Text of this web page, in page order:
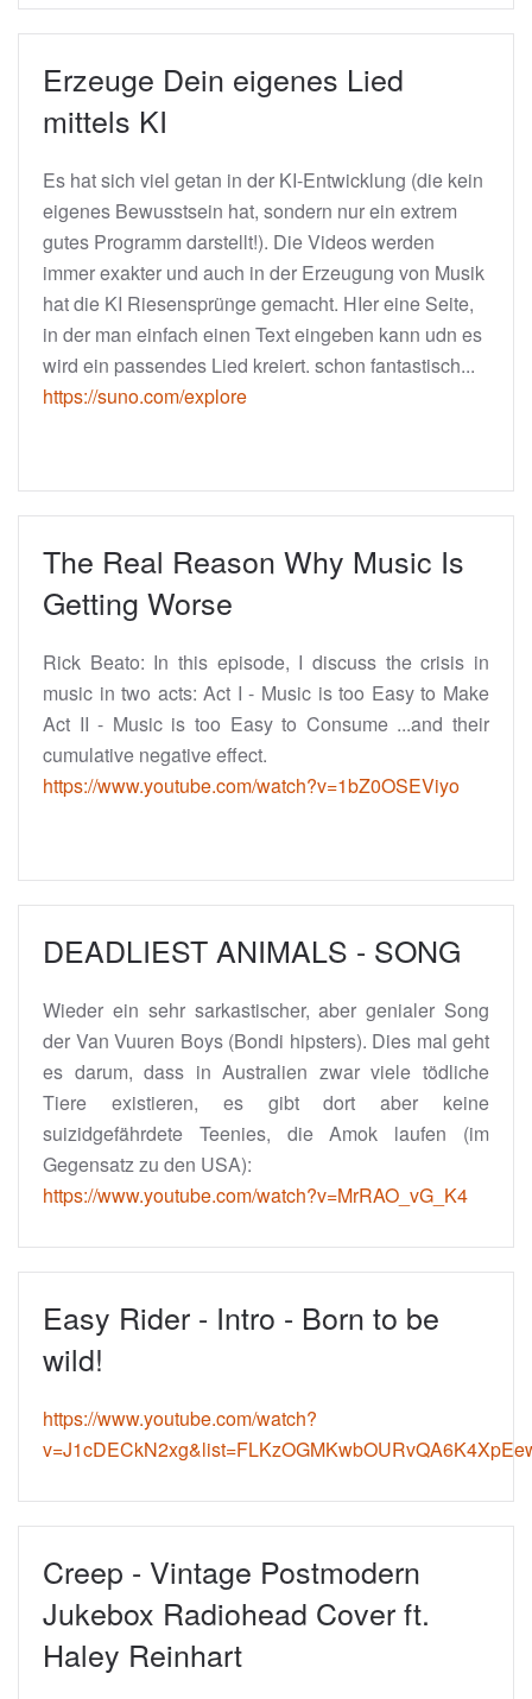
Erzeuge Dein eigenes Lied
mittels KI
Es hat sich viel getan in der KI-Entwicklung (die kein
eigenes Bewusstsein hat, sondern nur ein extrem
gutes Programm darstellt!). Die Videos werden
immer exakter und auch in der Erzeugung von Musik
hat die KI Riesensprünge gemacht. HIer eine Seite,
in der man einfach einen Text eingeben kann udn es
wird ein passendes Lied kreiert. schon fantastisch...
https://suno.com/explore
The Real Reason Why Music Is
Getting Worse
Rick Beato: In this episode, I discuss the crisis in
music in two acts: Act I - Music is too Easy to Make
Act II - Music is too Easy to Consume ...and their
cumulative negative effect.
https://www.youtube.com/watch?v=1bZ0OSEViyo
DEADLIEST ANIMALS - SONG
Wieder ein sehr sarkastischer, aber genialer Song
der Van Vuuren Boys (Bondi hipsters). Dies mal geht
es darum, dass in Australien zwar viele tödliche
Tiere existieren, es gibt dort aber keine
suizidgefährdete Teenies, die Amok laufen (im
Gegensatz zu den USA):
https://www.youtube.com/watch?v=MrRAO_vG_K4
Easy Rider - Intro - Born to be
wild!
https://www.youtube.com/watch?
Creep - Vintage Postmodern
Jukebox Radiohead Cover ft.
Haley Reinhart